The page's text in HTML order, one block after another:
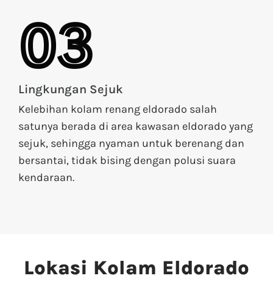
03
Lingkungan Sejuk
Kelebihan kolam renang eldorado salah
satunya berada di area kawasan eldorado yang
sejuk, sehingga nyaman untuk berenang dan
bersantai, tidak bising dengan polusi suara
kendaraan.
Lokasi Kolam Eldorado